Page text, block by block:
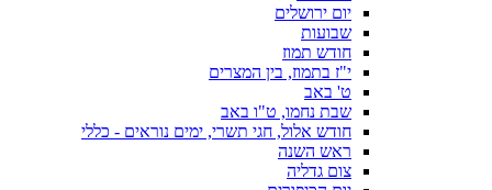
יום ירושלים
שבועות
חודש תמוז
י"ז בתמוז, בין המצרים
ט' באב
שבת נחמו, ט"ו באב
חודש אלול, חגי תשרי, ימים נוראים - כללי
ראש השנה
צום גדליה